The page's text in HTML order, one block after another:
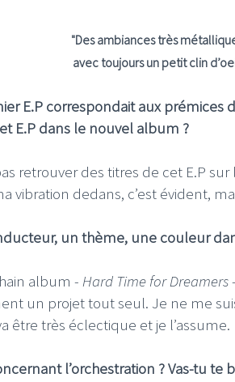
"Des ambiances très
avec toujours un petit clin
E.P correspondait aux
E.P dans le nouvel album ?
retrouver des titres de cet E.P
vibration dedans, c’est évident,
un thème, une couleur
album - Hard Time for Dreamers
un projet tout seul. Je ne me
être très éclectique et je l’assume.
l’orchestration ? Vas-tu